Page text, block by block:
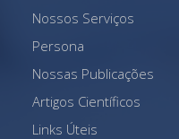
Nossos Serviços
Persona
Nossas Publicações
Artigos Científicos
Links Úteis